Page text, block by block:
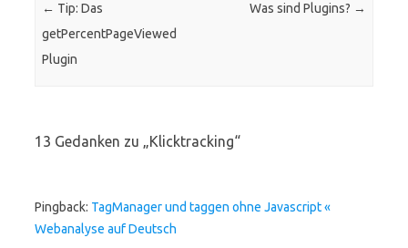
Beitrags-Navigation
← Tip: Das
getPercentPageViewed
Plugin
Was sind Plugins? →
13 Gedanken zu „Klicktracking“
Pingback: TagManager und taggen ohne Javascript «
Webanalyse auf Deutsch